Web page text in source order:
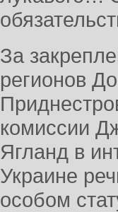
За
регионов
комиссии
Ягланд в
Украине
особом